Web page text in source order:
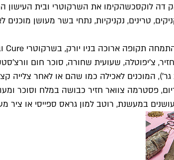
דה לוקסכשהקימו את השרקוטרי ובית העישון
טרינים, נקניקיות, נתחי בשר מעושן
חזיר, צ׳יפוטלה, שעועית שחורה, סוכר חום
כמו כן נמכרים כאן נתחים טריים או מהמעשנת (12־23 ש"ח ל־100 גר'),
במעשנת, רוטב למון גראס ספייסי או ציר